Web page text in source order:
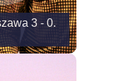
3 - 0.